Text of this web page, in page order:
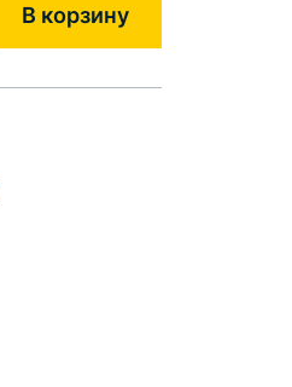
В корзину